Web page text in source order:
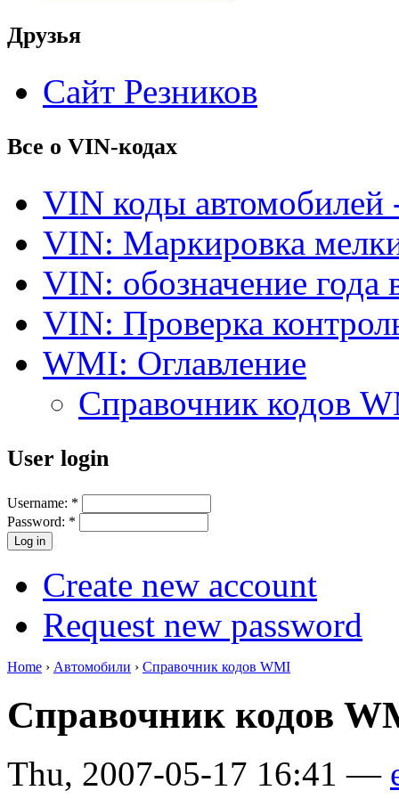
Друзья
Сайт Резников
Все о VIN-кодах
VIN коды автомобилей
VIN: Маркировка
VIN: обозначение года
VIN: Проверка
WMI: Оглавление
Справочник кодов
User login
Username: *
Password: *
Create new account
Request new password
Home › Автомобили › Справочник кодов WMI
Справочник кодов
Thu, 2007-05-17 16:41 —